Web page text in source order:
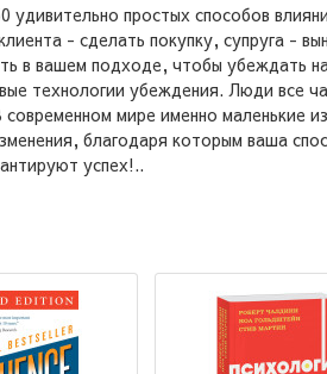
простых способов
- сделать покупку, супруга -
в вашем подходе, чтобы убеждать
технологии убеждения. Люди все
мире именно маленькие
благодаря которым ваша
успех!..